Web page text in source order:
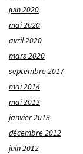
juin 2020
mai 2020
avril 2020
mars 2020
septembre 2017
mai 2014
mai 2013
janvier 2013
décembre 2012
juin 2012